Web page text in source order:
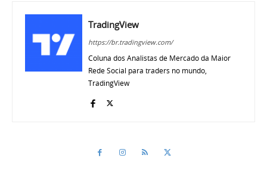
TradingView
https://br.tradingview.com/
Coluna dos Analistas de Mercado da Maior
Rede Social para traders no mundo,
TradingView